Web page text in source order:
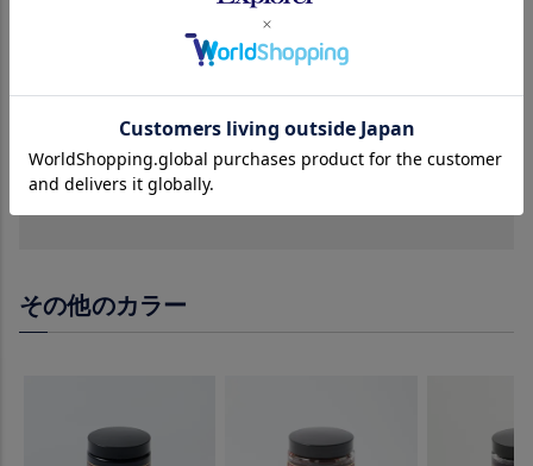
お買い上げ合計3,980円(税込)以上で無料。
3,980円(税込)未満は全国一律660円(税込)
※沖縄・離島・一部地域は9,800円(税込)以上送料
その他のカラー